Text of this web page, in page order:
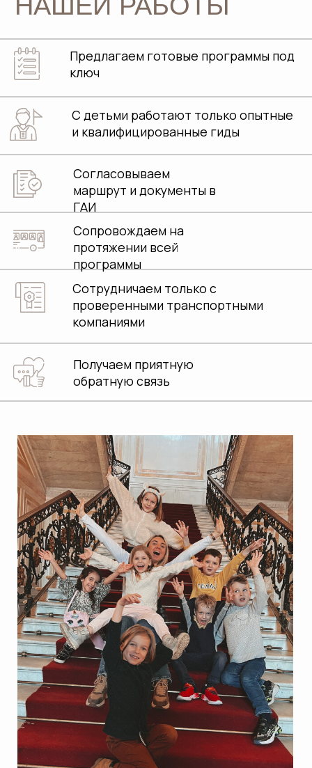
ПРОГРАММЫ ДЛЯ
ШКОЛ ИЗ РАЗНЫХ
ТОЧЕК СТРАНЫ
Согласовываем
маршрут и документы в
Мы работаем с государственными и
частными школами, любыми детскими
коллективами из Санкт-Петербурга, а также
с детскими группами из других городов. Вам
нужно лишь выбрать программу, и мы
возьмём на себя все организационные
вопросы.
Сотрудничаем только с
проверенными транспортными
протяжении всей
программы
обратную связь
С детьми работают только опытные